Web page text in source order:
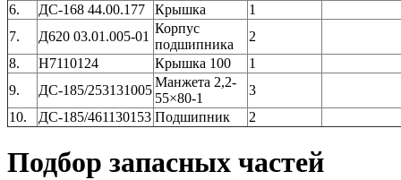
6.
ДС-168 44.00.177 Крышка
1
7.
Д620 03.01.005-01
Корпус
подшипника
2
8.
Н7110124 Крышка 100
1
9.
ДС-185/253131005
Манжета 2,2-
55×80-1
3
10.
ДС-185/461130153 Подшипник 2
Подбор запасных частей